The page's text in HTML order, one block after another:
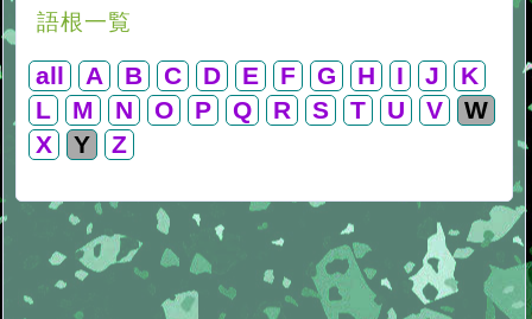
語根一覧
all A B C D E F G H I J
K
L
M N O P Q R S T U V
W
X
Y Z